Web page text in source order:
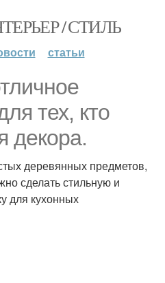
/ СТИЛЬ
статьи
тех, кто
декора.
деревянных предметов,
сделать стильную и
для кухонных